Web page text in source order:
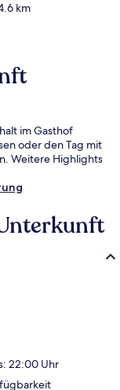
km
im Gasthof
oder den Tag mit
Weitere Highlights
22:00 Uhr